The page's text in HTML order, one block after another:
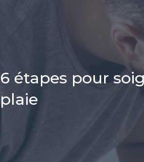
6 étapes pour
plaie